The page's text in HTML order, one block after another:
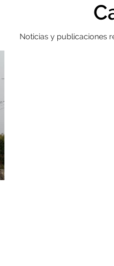
Noticias y publicaciones